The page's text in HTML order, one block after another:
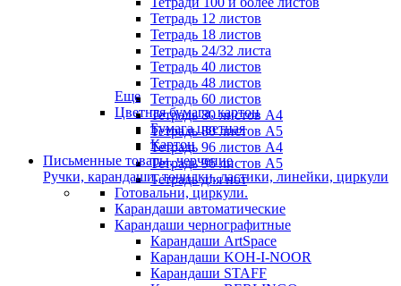
Тетрадь 12 листов
Тетрадь 18 листов
Тетрадь 24/32 листа
Тетрадь 40 листов
Тетрадь 48 листов
Тетрадь 60 листов
Тетрадь 80 листов А4
Тетрадь 80 листов А5
Тетрадь 96 листов А4
Тетрадь 96 листов А5
Тетрадь для нот
Еще
Цветная бумага, картон
Бумага цветная
Картон
Письменные товары, черчение
Ручки, карандаши, точилки, ластики, линейки, циркули
Готовальни, циркули.
Карандаши автоматические
Карандаши чернографитные
Карандаши ArtSpace
Карандаши KOH-I-NOOR
Карандаши STAFF